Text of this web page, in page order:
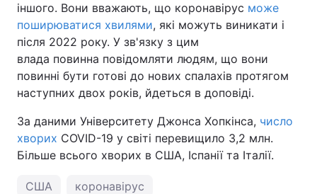
Тема оформлення
іншого. Вони вважають, що коронавірус може
поширюватися хвилями, які можуть виникати і
після 2022 року. У зв'язку з цим
влада повинна повідомляти людям, що вони
повинні бути готові до нових спалахів протягом
наступних двох років, йдеться в доповіді.
За даними Університету Джонса Хопкінса, число
хворих COVID-19 у світі перевищило 3,2 млн.
Більше всього хворих в США, Іспанії та Італії.
США коронавірус